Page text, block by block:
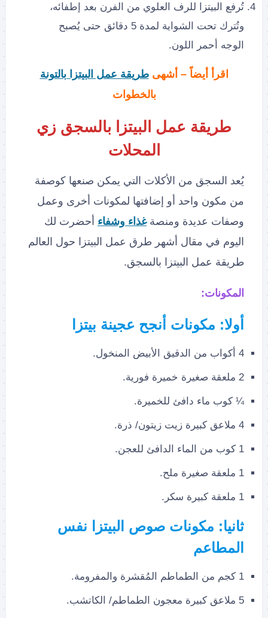
تُرفع البيتزا للرف العلوي من الفرن بعد إطفائه،
وتُترك تحت الشواية لمدة 5 دقائق حتى يُصبح
الوجه أحمر اللون.
اقرأ أيضاً – أشهىطريقة عمل البيتزا بالتونة
بالخطوات
طريقة عمل البيتزا بالسجق زي
المحلات
يُعد السجق من الأكلات التي يمكن صنعها كوصفة
من مكون واحد أو إضافتها لمكونات أخرى وعمل
وصفات عديدة ومنصةغذاء وشفاء أحضرت لك
اليوم في مقال أشهر طرق عمل البيتزا حول العالم
طريقة عمل البيتزا بالسجق.
المكونات:
أولا: مكونات أنجح عجينة بيتزا
4 أكواب من الدقيق الأبيض المنخول.
2 ملعقة صغيرة خميرة فورية.
¼ كوب ماء دافئ للخميرة.
4 ملاعق كبيرة زيت زيتون/ ذرة.
1 كوب من الماء الدافئ للعجن.
1 ملعقة صغيرة ملح.
1 ملعقة كبيرة سكر.
ثانيا: مكونات صوص البيتزا نفس
المطاعم
1 كجم من الطماطم المُقشرة والمفرومة.
5 ملاعق كبيرة معجون الطماطم/ الكاتشب.